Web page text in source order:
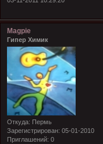
Magpie
Гипер Химик
Откуда: Пермь
Зарегистрирован: 05-01-2010
Приглашений: 0